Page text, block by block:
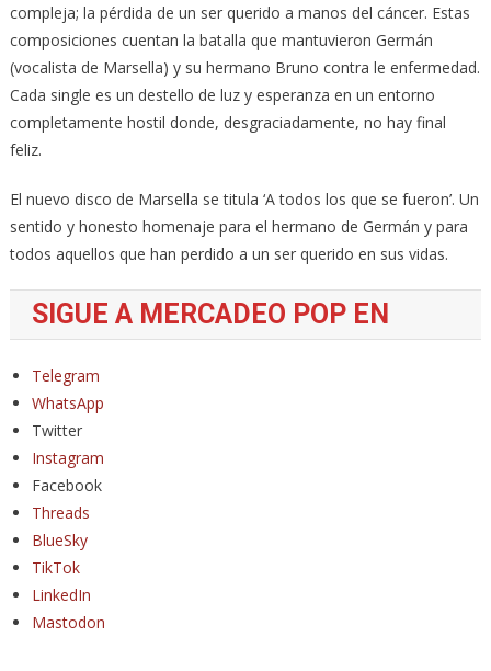
compleja; la pérdida de un ser querido a manos del cáncer. Estas
composiciones cuentan la batalla que mantuvieron Germán
(vocalista de Marsella) y su hermano Bruno contra le enfermedad.
Cada single es un destello de luz y esperanza en un entorno
completamente hostil donde, desgraciadamente, no hay final
feliz.
El nuevo disco de Marsella se titula ‘A todos los que se fueron’. Un
sentido y honesto homenaje para el hermano de Germán y para
todos aquellos que han perdido a un ser querido en sus vidas.
SIGUE A MERCADEO POP EN
Telegram
WhatsApp
Twitter
Instagram
Facebook
Threads
BlueSky
TikTok
LinkedIn
Mastodon